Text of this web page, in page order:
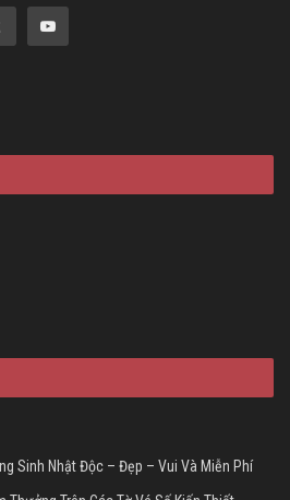
Sinh Nhật Độc – Đẹp – Vui Và Miễn Phí